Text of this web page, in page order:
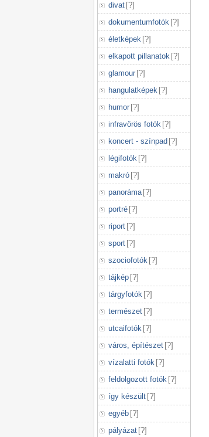
divat [?]
dokumentumfotók [?]
életképek [?]
elkapott pillanatok [?]
glamour [?]
hangulatképek [?]
humor [?]
infravörös fotók [?]
koncert - színpad [?]
légifotók [?]
makró [?]
panoráma [?]
portré [?]
riport [?]
sport [?]
szociofotók [?]
tájkép [?]
tárgyfotók [?]
természet [?]
utcaifotók [?]
város, építészet [?]
vízalatti fotók [?]
feldolgozott fotók [?]
így készült [?]
egyéb [?]
pályázat [?]